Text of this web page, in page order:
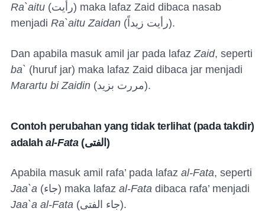
Ra`aitu (رأيت) maka lafaz Zaid dibaca nasab
menjadi Ra`aitu Zaidan (رأيت زيداً).
Dan apabila masuk amil jar pada lafaz Zaid, seperti
ba` (huruf jar) maka lafaz Zaid dibaca jar menjadi
Marartu bi Zaidin (مررت بزيد).
Contoh perubahan yang tidak terlihat (pada takdir)
adalahal-Fata(الفتى )
Apabila masuk amil rafa’ pada lafaz al-Fata, seperti
Jaa`a (جاء) maka lafaz al-Fata dibaca rafa’ menjadi
Jaa`a al-Fata (جاء الفتى).